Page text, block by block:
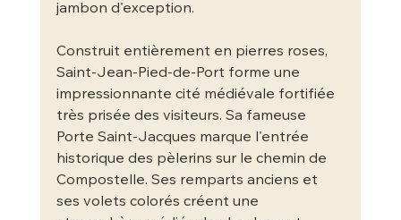
jambon d'exception.
Construit entièrement en pierres roses,
Saint-Jean-Pied-de-Port forme une
impressionnante cité médiévale fortifiée
très prisée des visiteurs. Sa fameuse
Porte Saint-Jacques marque l'entrée
historique des pèlerins sur le chemin de
Compostelle. Ses remparts anciens et
ses volets colorés créent une